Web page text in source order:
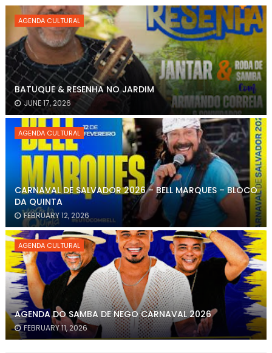
AGENDA CULTURAL
BATUQUE & RESENHA NO JARDIM
JUNE 17, 2026
AGENDA CULTURAL
CARNAVAL DE SALVADOR 2026 – BELL MARQUES – BLOCO
DA QUINTA
FEBRUARY 12, 2026
AGENDA CULTURAL
AGENDA DO SAMBA DE NEGO CARNAVAL 2026
FEBRUARY 11, 2026